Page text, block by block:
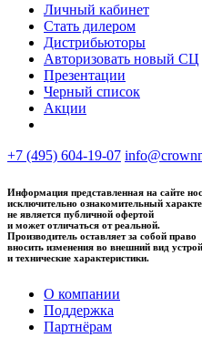
Личный кабинет
Стать дилером
Дистрибьюторы
Авторизовать новый СЦ
Презентации
Черный список
Акции
+7 (495) 604-19-07
Информация представленная на сайте
исключительно ознакомительный
не является публичной офертой
и может отличаться от реальной.
Производитель оставляет за собой право
вносить изменения во внешний вид
и технические характеристики.
О компании
Поддержка
Партнёрам